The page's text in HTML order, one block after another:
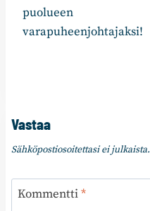
puolueen
varapuheenjohtajaksi!
Vastaa
Sähköpostiosoitettasi ei julkaista.
Kommentti*